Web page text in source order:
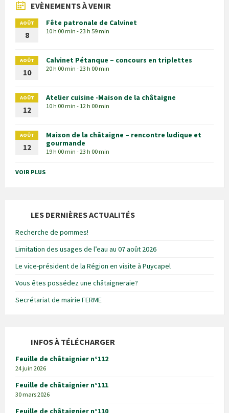
EVÈNEMENTS À VENIR
AOÛT
8
Fête patronale de Calvinet
10 h 00 min - 23 h 59 min
AOÛT
10
Calvinet Pétanque – concours en triplettes
20 h 00 min - 23 h 00 min
AOÛT
12
Atelier cuisine -Maison de la châtaigne
10 h 00 min - 12 h 00 min
AOÛT
12
Maison de la châtaigne – rencontre ludique et
gourmande
19 h 00 min - 23 h 00 min
VOIR PLUS
LES DERNIÈRES ACTUALITÉS
Recherche de pommes!
Limitation des usages de l’eau au 07 août 2026
Le vice-président de la Région en visite à Puycapel
Vous êtes possédez une châtaigneraie?
Secrétariat de mairie FERME
INFOS À TÉLÉCHARGER
Feuille de châtaignier n°112
24 juin 2026
Feuille de châtaignier n°111
30 mars 2026